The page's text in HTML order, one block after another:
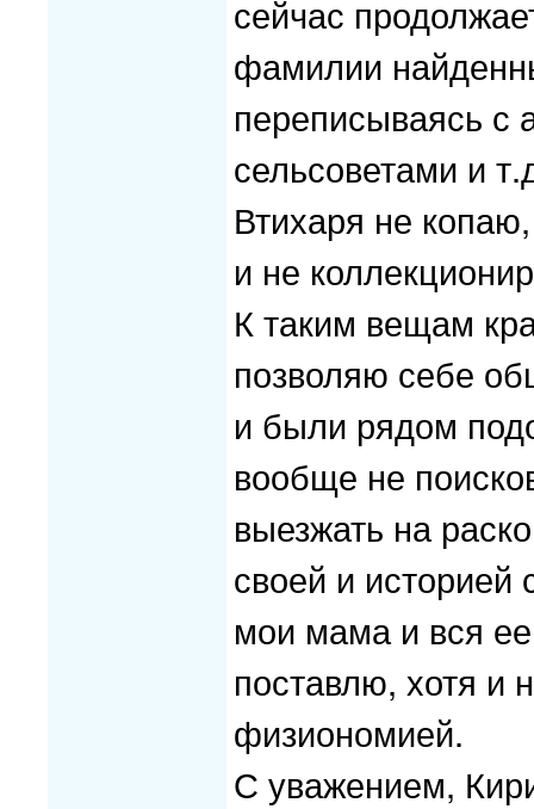
сейчас
фамилии
переписываясь с
сельсоветами и
Втихаря не
и не
К таким вещам
позволяю себе
и были рядом
вообще не
выезжать на
своей и историей
мои мама и вся
поставлю, хотя и
физиономией.
С уважением,